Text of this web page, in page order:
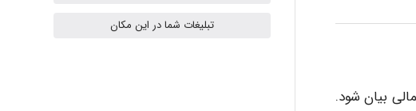
بیان شود.
Niloofarتبلیغات شما در این مکان